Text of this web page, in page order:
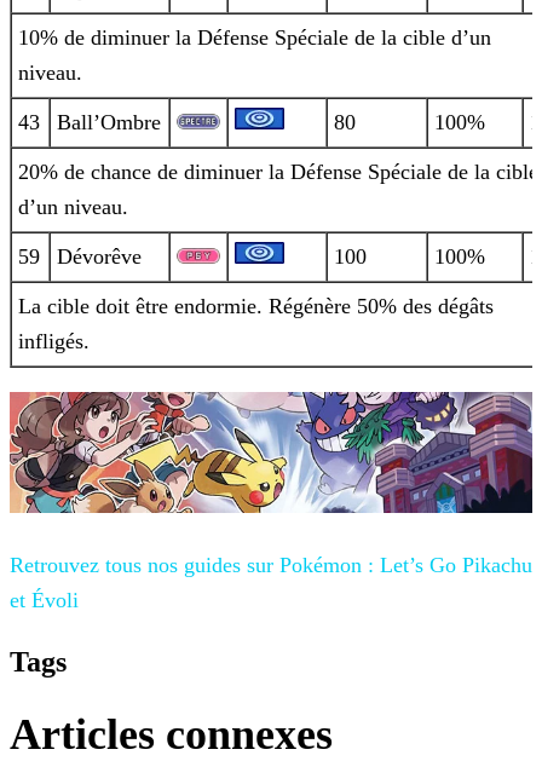
10% de diminuer la Défense Spéciale de la cible d’un
niveau.
43 Ball’Ombre 80 100%
20% de chance de diminuer la Défense Spéciale de la cible
d’un niveau.
59 Dévorêve 100 100%
La cible doit être endormie. Régénère 50% des dégâts
infligés.
Retrouvez tous nos guides sur Pokémon : Let’s Go Pikachu
et Évoli
Tags
Articles connexes